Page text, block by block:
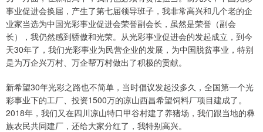
事业促进会换届，产生了第七届领导班子，我非常高兴和几个老的企
业家当选为中国光彩事业促进会荣誉副会长，虽然是荣誉（副会
长），我仍然感到骄傲和光荣。从光彩事业促进会的发起成立，到今
天30年了，我们光彩事业为民营企业的发展，为中国脱贫事业，特别
是为万企兴万村、万企帮万村做出了积极的贡献。
新希望30年光彩之路也不简单，当时倡议发起没多久，全国第一个光
彩事业下的工厂、投资1500万的凉山西昌希望饲料厂项目建成了。
2018年，我们又在四川凉山特口甲谷村建了养猪场，我们跟当地的彝
族农民共同建厂，还给大家分红了，我特别高兴。